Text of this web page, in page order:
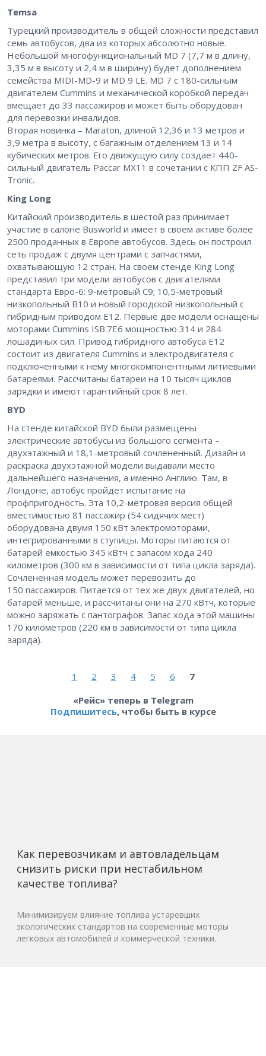
Temsa
Турецкий производитель в общей сложности представил
семь автобусов, два из которых абсолютно новые.
Небольшой многофункциональный MD 7 (7,7 м в длину,
3,35 м в высоту и 2,4 м в ширину) будет дополнением
семейства MIDI-MD-9 и MD 9 LE. MD 7 с 180-сильным
двигателем Cummins и механической коробкой передач
вмещает до 33 пассажиров и может быть оборудован
для перевозки инвалидов.
Вторая новинка – Ma­ra­ton, длиной 12,36 и 13 метров и
3,9 метра в высоту, с багажным отделением 13 и 14
кубических метров. Его движущую силу создает 440-
сильный двигатель Paccar MX11 в сочетании с КПП ZF AS-
Tronic.
King Long
Китайский производитель в шестой раз принимает
участие в салоне Busworld и имеет в своем активе более
2500 проданных в Европе автобусов. Здесь он построил
сеть продаж с двумя центрами с запчастями,
охватывающую 12 стран. На своем стенде King Long
представил три модели автобусов с двигателями
стандарта Евро-6: 9-метровый С9; 10,5-метровый
низкопольный B10 и новый городской низкопольный с
гибридным приводом E12. Первые две модели оснащены
моторами Cummins ISB.7E6 мощностью 314 и 284
лошадиных сил. Привод гибридного автобуса E12
состоит из двигателя Cummins и электродвигателя с
подключенными к нему многокомпонентными литиевыми
батареями. Рассчитаны батареи на 10 тысяч циклов
зарядки и имеют гарантийный срок 8 лет.
BYD
На стенде китайской BYD были размещены
электрические автобусы из большого сегмента –
двухэтажный и 18,1-метровый сочлененный. Дизайн и
раскраска двухэтажной модели выдавали место
дальнейшего назначения, а именно Англию. Там, в
Лондоне, автобус пройдет испытание на
профпригодность. Эта 10,2-метровая версия общей
вместимостью 81 пассажир (54 сидячих мест)
оборудована двумя 150 кВт электромоторами,
интегрированными в ступицы. Моторы питаются от
батарей емкостью 345 кВтч с запасом хода 240
километров (300 км в зависимости от типа цикла заряда).
Сочлененная модель может перевозить до
150 пассажиров. Питается от тех же двух двигателей, но
батарей меньше, и рассчитаны они на 270 кВтч, которые
можно заряжать с пантографов. Запас хода этой машины
170 километров (220 км в зависимости от типа цикла
заряда).
1 2 3 4 5 6
7
«Рейс» теперь в Telegram
Подпишитесь, чтобы быть в курсе
Как перевозчикам и автовладельцам
снизить риски при нестабильном
качестве топлива?
Минимизируем влияние топлива устаревших
экологических стандартов на современные моторы
легковых автомобилей и коммерческой техники.